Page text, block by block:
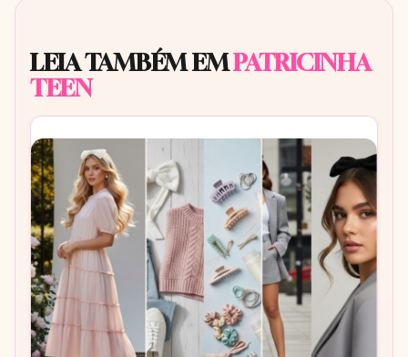
LEIA TAMBÉM EMPATRICINHA
TEEN